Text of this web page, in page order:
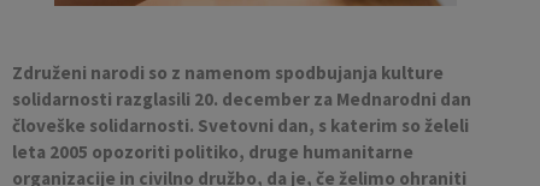
Združeni narodi so z namenom spodbujanja kulture
solidarnosti razglasili 20. december za Mednarodni dan
človeške solidarnosti. Svetovni dan, s katerim so želeli
leta 2005 opozoriti politiko, druge humanitarne
organizacije in civilno družbo, da je, če želimo ohraniti
Fotogalerija
Mestna občina Ljubljana
Krajevne skupnosti
Državni organi
Zaščita in reševanje
Zapuščene živali
Bilteni
Glasilo Slamnik